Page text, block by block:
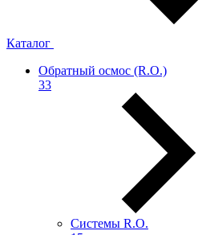
Каталог
Обратный осмос (R.О.)
33
Системы R.O.